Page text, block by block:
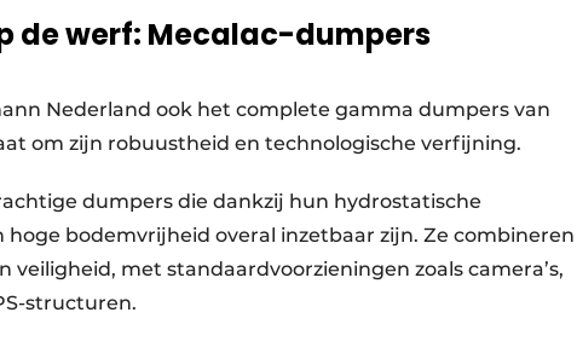
de werf: Mecalac-dumpers
Nederland ook het complete gamma dumpers van
om zijn robuustheid en technologische verfijning.
dumpers die dankzij hun hydrostatische
bodemvrijheid overal inzetbaar zijn. Ze combineren
met standaardvoorzieningen zoals camera’s,
structuren.